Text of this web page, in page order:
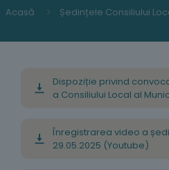
Acasă Ședințele Consiliului
Dispoziție privind
a Consiliului Local al
Înregistrarea video a
29.05.2025 (Youtube)